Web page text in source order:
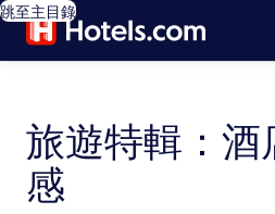
跳至主目錄
旅遊特輯：酒
感